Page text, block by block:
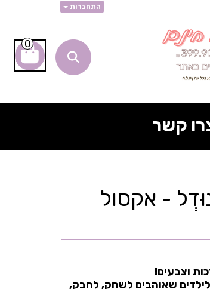
התחברות
0
קשר
- אקסול
וצבעים!
לילדים שאוהבים לשחק, לחבק,